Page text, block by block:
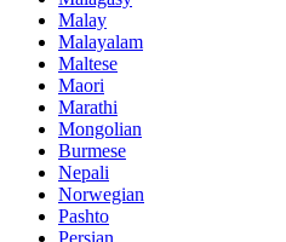
Malay
Malayalam
Maltese
Maori
Marathi
Mongolian
Burmese
Nepali
Norwegian
Pashto
Persian